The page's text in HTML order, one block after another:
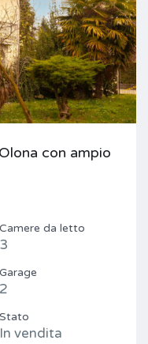
con ampio
Camere da letto
3
Garage
2
Stato
In vendita